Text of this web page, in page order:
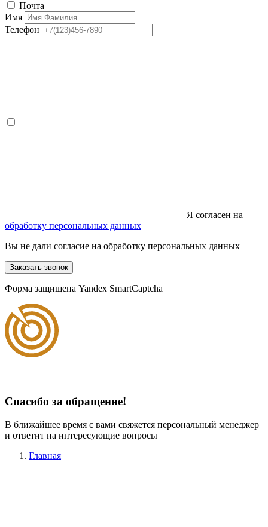
Почта
Имя
Телефон
Я согласен на
обработку персональных данных
Вы не дали согласие на обработку персональных данных
Заказать звонок
Форма защищена Yandex SmartCaptcha
Спасибо за обращение!
В ближайшее время с вами свяжется персональный менеджер
и ответит на интересующие вопросы
Главная